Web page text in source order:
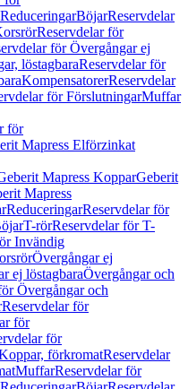
BöjarReservdelar
Reservdelar för
för Övergångar ej
löstagbaraReservdelar för
KompensatorerReservdelar
för FörslutningarMuffar
för
Mapress Elförzinkat
Mapress KopparGeberit
Mapress
ReduceringarReservdelar för
T-rörReservdelar för T-
Invändig
Övergångar ej
ej löstagbaraÖvergångar och
Övergångar och
Reservdelar för
för
för
förkromatReservdelar
MuffarReservdelar för